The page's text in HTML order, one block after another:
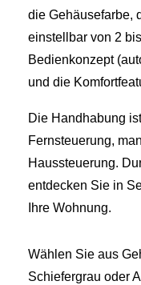
die Gehäusefarbe,
einstellbar von 2
Bedienkonzept
und die
Die Handhabung
Fernsteuerung,
Haussteuerung.
entdecken Sie in
Ihre Wohnung.
Wählen Sie aus
Schiefergrau oder